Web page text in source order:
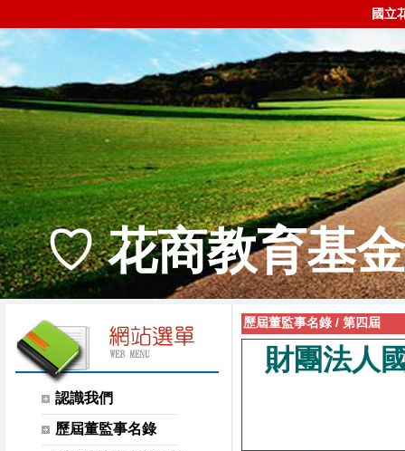
國立
♡ 花商教育基
認識我們
歷屆董監事名錄
歷屆董監事名錄 / 第四屆
財團法人